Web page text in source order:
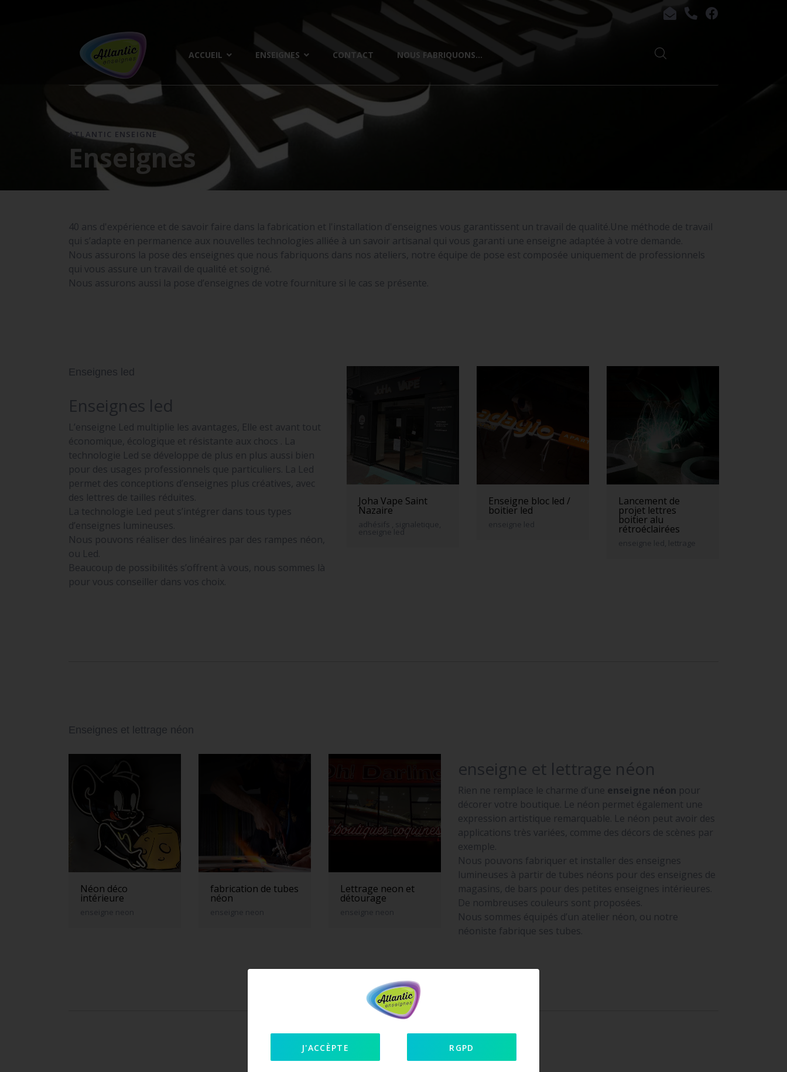
ACCUEIL ENSEIGNES CONTACT NOUS FABRIQUONS...
ATLANTIC ENSEIGNE
Enseignes
40 ans d'expérience et de savoir faire dans la fabrication et l'installation d'enseignes vous garantissent un travail de qualité.Une méthode de travail
qui s’adapte en permanence aux nouvelles technologies alliée à un savoir artisanal qui vous garanti une enseigne adaptée à votre demande.
Nous assurons la pose des enseignes que nous fabriquons dans nos ateliers, notre équipe de pose est composée uniquement de professionnels
qui vous assure un travail de qualité et soigné.
Nous assurons aussi la pose d’enseignes de votre fourniture si le cas se présente.
Enseignes led
Enseignes led
L’enseigne Led multiplie les avantages, Elle est avant tout
économique, écologique et résistante aux chocs . La
technologie Led se développe de plus en plus aussi bien
pour des usages professionnels que particuliers. La Led
permet des conceptions d’enseignes plus créatives, avec
des lettres de tailles réduites.
La technologie Led peut s’intégrer dans tous types
d’enseignes lumineuses.
Nous pouvons réaliser des linéaires par des rampes néon,
ou Led.
Beaucoup de possibilités s’offrent à vous, nous sommes là
pour vous conseiller dans vos choix.
Joha Vape Saint
Nazaire
adhésifs , signaletique,
enseigne led
Enseigne bloc led /
boitier led
enseigne led
Lancement de
projet lettres
boitier alu
rétroéclairées
enseigne led, lettrage
Enseignes et lettrage néon
Néon déco
intérieure
enseigne neon
fabrication de tubes
néon
enseigne neon
Lettrage neon et
détourage
enseigne neon
enseigne et lettrage néon
Rien ne remplace le charme d’une enseigne néon pour
décorer votre boutique. Le néon permet également une
expression artistique remarquable. Le néon peut avoir des
applications très variées, comme des décors de scènes par
exemple.
Nous pouvons fabriquer et installer des enseignes
lumineuses à partir de tubes néons pour des enseignes de
magasins, de bars pour des petites enseignes intérieures.
De nombreuses couleurs sont proposées.
Nous sommes équipés d’un atelier néon, ou notre
néoniste fabrique ses tubes.
J'ACCÈPTE RGPD